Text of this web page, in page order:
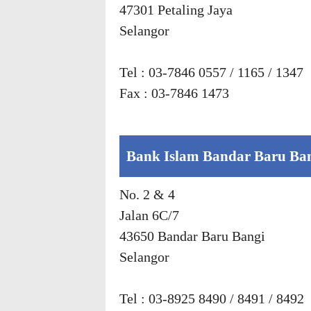
47301 Petaling Jaya
Selangor
Tel : 03-7846 0557 / 1165 / 1347
Fax : 03-7846 1473
Bank Islam Bandar Baru
No. 2 & 4
Jalan 6C/7
43650 Bandar Baru Bangi
Selangor
Tel : 03-8925 8490 / 8491 / 8492